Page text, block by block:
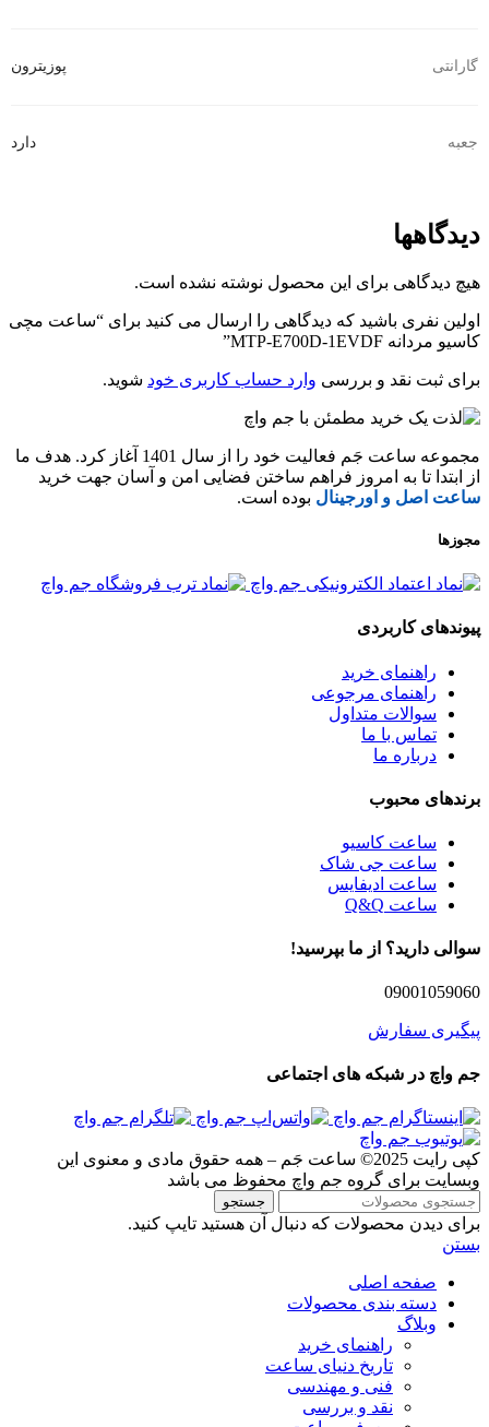
گارانتی پوزیترون
جعبه دارد
دیدگاهها
هیچ دیدگاهی برای این محصول نوشته نشده است.
اولین نفری باشید که دیدگاهی را ارسال می کنید برای “ساعت مچی
کاسیو مردانه MTP-E700D-1EVDF”
برای ثبت نقد و بررسی وارد حساب کاربری خود شوید.
مجموعه ساعت جَم فعالیت خود را از سال 1401 آغاز کرد. هدف ما
از ابتدا تا به امروز فراهم ساختن فضایی امن و آسان جهت خرید
ساعت اصل و اورجینال بوده است.
مجوزها
پیوندهای کاربردی
راهنمای خرید
راهنمای مرجوعی
سوالات متداول
تماس با ما
درباره ما
برندهای محبوب
ساعت کاسیو
ساعت جی شاک
ساعت ادیفایس
ساعت Q&Q
سوالی دارید؟ از ما بپرسید!
09001059060
پیگیری سفارش
جم واچ در شبکه های اجتماعی
کپی رایت 2025© ساعت جَم – همه حقوق مادی و معنوی این
وبسایت برای گروه جم واچ محفوظ می باشد
جستجو
برای دیدن محصولات که دنبال آن هستید تایپ کنید.
بستن
صفحه اصلی
دسته بندی محصولات
وبلاگ
راهنمای خرید
تاریخ دنیای ساعت
فنی و مهندسی
نقد و بررسی